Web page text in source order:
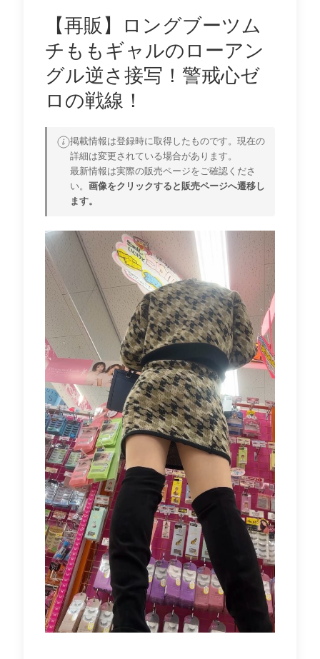
【再販】ロングブーツム
チももギャルのローアン
グル逆さ接写！警戒心ゼ
ロの戦線！
掲載情報は登録時に取得したものです。現在の
詳細は変更されている場合があります。
最新情報は実際の販売ページをご確認くださ
い。 画像をクリックすると販売ページへ遷移し
ます。